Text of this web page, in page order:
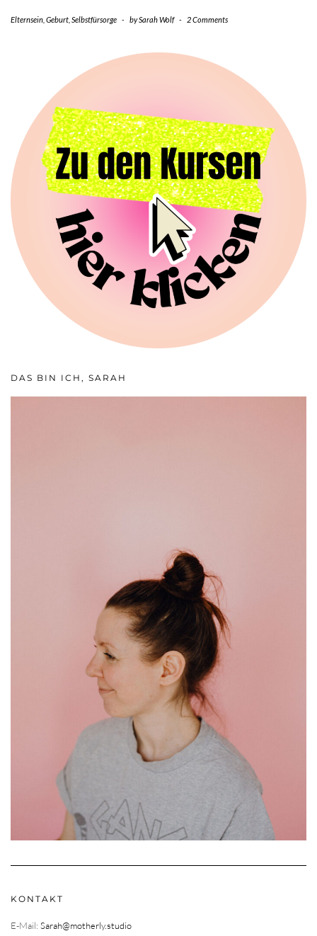
Elternsein Geburt Selbstfürsorge - bySarah Wolf - 2 Comments
DAS BIN ICH, SARAH
KONTAKT
E-Mail: Sarah@motherly.studio